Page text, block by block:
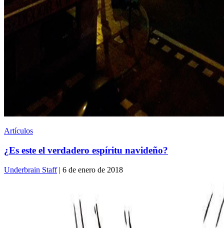
Artículos
¿Es este el verdadero espíritu navideño?
Underbrain Staff| 6 de enero de 2018